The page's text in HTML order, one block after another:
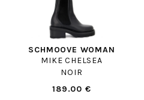
SCHMOOVE WOMAN
MIKE CHELSEA
NOIR
189.00 €